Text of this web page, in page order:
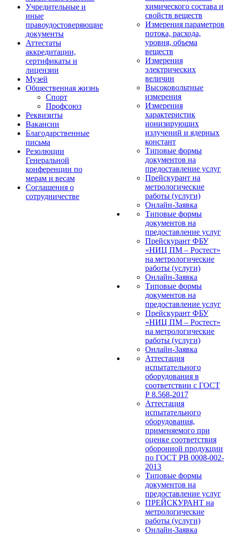
Учредительные и
иные
правоудостоверяющие
документы
Аттестаты
аккредитации,
сертификаты и
лицензии
Музей
Общественная жизнь
Спорт
Профсоюз
Реквизиты
Вакансии
Благодарственные
письма
Резолюции
Генеральной
конференции по
мерам и весам
Соглашения о
сотрудничестве
химического состава и
свойств веществ
Измерения параметров
потока, расхода,
уровня, объема
веществ
Измерения
электрических
величин
Высоковольтные
измерения
Измерения
характеристик
ионизирующих
излучений и ядерных
констант
Типовые формы
документов на
предоставление услуг
Прейскурант на
метрологические
работы (услуги)
Онлайн-Заявка
Типовые формы
документов на
предоставление услуг
Прейскурант ФБУ
«НИЦ ПМ – Ростест»
на метрологические
работы (услуги)
Онлайн-Заявка
Типовые формы
документов на
предоставление услуг
Прейскурант ФБУ
«НИЦ ПМ – Ростест»
на метрологические
работы (услуги)
Онлайн-Заявка
Аттестация
испытательного
оборудования в
соответствии с ГОСТ
Р 8.568-2017
Аттестация
испытательного
оборудования,
применяемого при
оценке соответствия
оборонной продукции
по ГОСТ РВ 0008-002-
2013
Типовые формы
документов на
предоставление услуг
ПРЕЙСКУРАНТ на
метрологические
работы (услуги)
Онлайн-Заявка